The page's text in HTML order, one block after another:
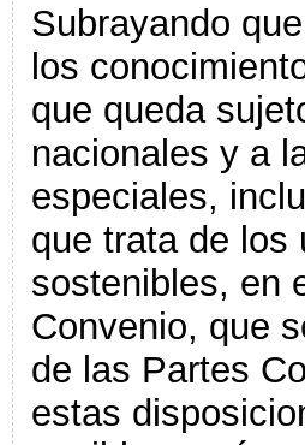
Subrayando
los
que queda
nacionales y a
especiales,
que trata de los
sostenibles, en
Convenio, que
de las Partes
estas